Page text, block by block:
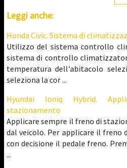
Leggi anche:
Honda Civic. Sistema di
Utilizzo del sistema controllo
sistema di controllo
temperatura dell'abitacolo
seleziona la cor ...
Hyundai Ioniq Hybrid.
stazionamento
Applicare sempre il freno di
dal veicolo. Per applicare il freno
con decisione il pedale freno.
...